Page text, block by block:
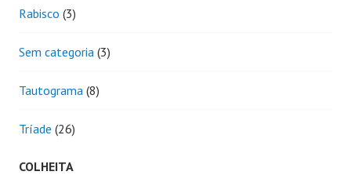
Rabisco (3)
Sem categoria (3)
Tautograma (8)
Tríade (26)
COLHEITA